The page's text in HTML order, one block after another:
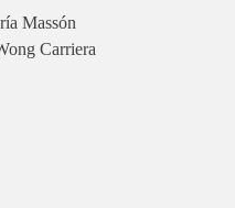
Massón
Carriera